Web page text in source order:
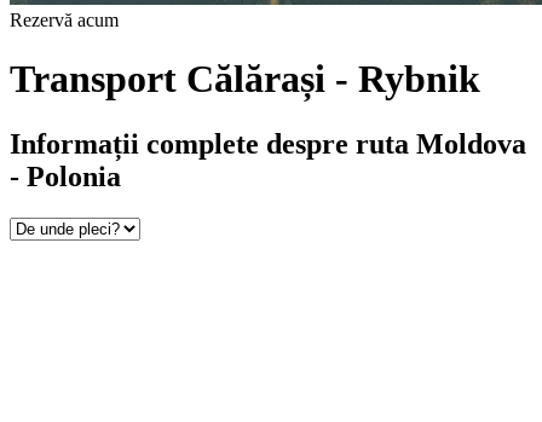
Rezervă acum
Transport Călărași - Rybnik
Informații complete despre ruta Moldova
- Polonia